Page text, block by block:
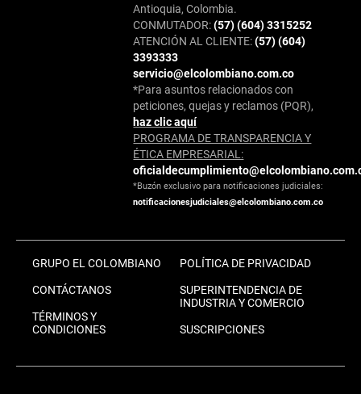
Antioquia, Colombia.
CONMUTADOR:(57) (604) 3315252
ATENCIÓN AL CLIENTE:(57) (604)
3393333
servicio@elcolombiano.com.co
*Para asuntos relacionados con
peticiones, quejas y reclamos (PQR),
haz clic aquí
PROGRAMA DE TRANSPARENCIA Y
ÉTICA EMPRESARIAL:
*Buzón exclusivo para notificaciones judiciales:
notificacionesjudiciales@elcolombiano.com.co
GRUPO EL COLOMBIANO
CONTÁCTANOS
TÉRMINOS Y
CONDICIONES
POLÍTICA DE PRIVACIDAD
SUPERINTENDENCIA DE
INDUSTRIA Y COMERCIO
SUSCRIPCIONES